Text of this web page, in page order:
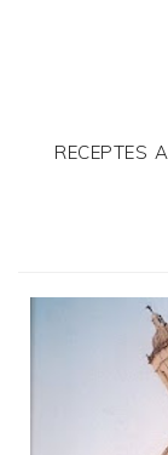
RECEPTES